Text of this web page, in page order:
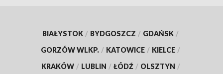
BIAŁYSTOK / BYDGOSZCZ / GDAŃSK /
GORZÓW WLKP. / KATOWICE / KIELCE /
KRAKÓW / LUBLIN / ŁÓDŹ / OLSZTYN /